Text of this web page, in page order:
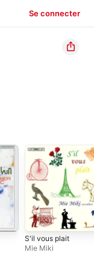
Se connecter
S'il vous plait
Mie Miki